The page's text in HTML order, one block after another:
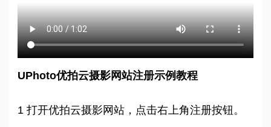
UPhoto优拍云摄影网站注册示例教程
1 打开优拍云摄影网站，点击右上角注册按钮。